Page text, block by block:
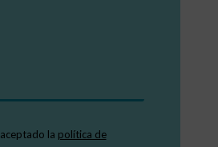
la política de